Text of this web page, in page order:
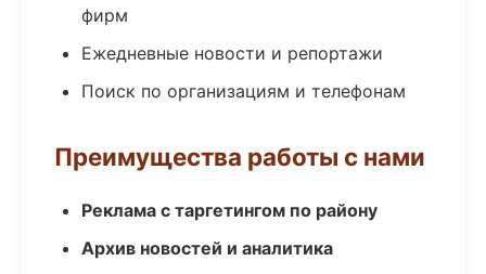
фирм
Ежедневные новости и репортажи
Поиск по организациям и телефонам
Преимущества работы с нами
Реклама с таргетингом по району
Архив новостей и аналитика